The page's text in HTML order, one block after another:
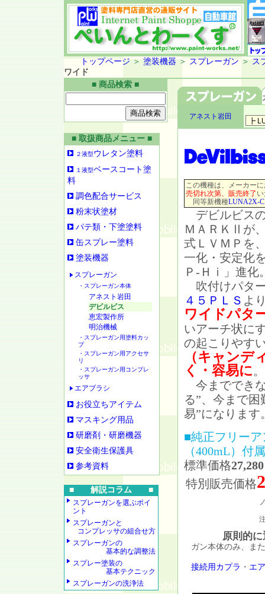
トップページ ＞ 塗装機器＞ スプレーガン ＞ ス
ワイド
■ 商品検索 ■
■ 取扱商品メニュー ■
２液型ウレタン塗料
１液型ベースコート塗
料
調色配合サービス
粉末状塗材
パテ類・下塗塗料
缶スプレー塗料
塗装機器
スプレーガン
・スプレーガン本体
アネスト岩田
デビルビス
恵宏製作所
明治機械
・スプレーガン用塗料カッ
プ
・スプレーガン用アクセサ
リ
・スプレーガン用コンプレ
ッサ
エアブラシ
お役立ちアイテム
マスキング用品
研磨剤・研磨機器
安全衛生保護具
参考資料
■ 解説コラム ■
スプレーガンを選ぶポイ
ント
スプレーガンと
コンプレッサの組合せ方
スプレーガンの
基本的な調整法
スプレー塗装の
基本テクニック
スプレーガンの洗浄法
アネスト岩田
この機種は、メーカー
売切れ次第、販売終了
同等新機種LUNA2X-C
デビルビス
ＭＡＲＫⅡが
式ＬＶＭＰを
一化・安定化
Ｐ-Ｈｉ」進化
吹付けパタ
４５ＰＬＳ よ
ワイドパタ
いアーチ状に
の起こりやす
（キャンデ
く・容易に。
今まででき
る”、今まで困
易”になります
■純正フリー
（400mL）付属
標準価格
特別販売価格
原則的
ガン本体のみ、ま
接続用カプラ ・ エ